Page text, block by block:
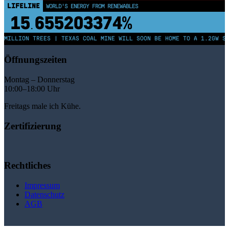
LIFELINE WORLD'S ENERGY FROM RENEWABLES
15. 655203379%
TREES | TEXAS COAL MINE WILL SOON BE HOME TO A 1.2GW
Öffnungszeiten
Montag – Donnerstag
10:00–18:00 Uhr
Freitags male ich Kühe.
Zertifizierung
Rechtliches
Impressum
Datenschutz
AGB